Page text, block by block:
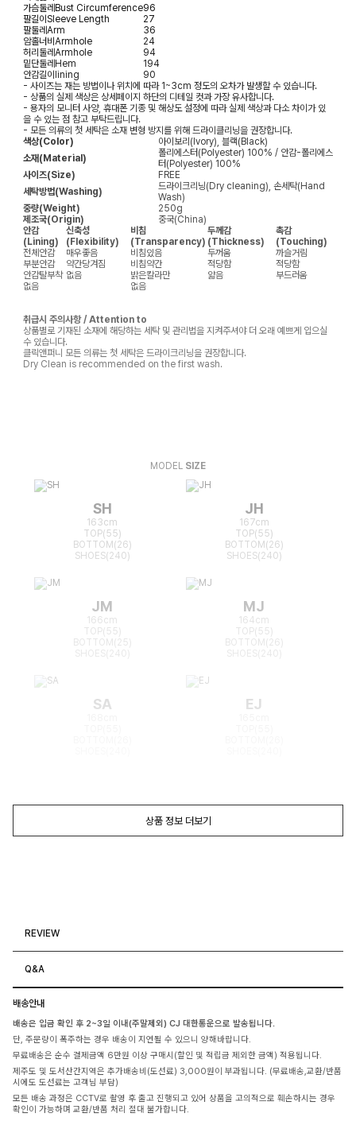
가슴둘레Bust Circumference96
팔길이Sleeve Length
27
팔둘레Arm
36
암홀너비Armhole
24
허리둘레Armhole
94
밑단둘레Hem
194
안감길이lining
90
- 사이즈는 재는 방법이나 위치에 따라 1~3cm 정도의 오차가 발생할 수 있습니다.
- 상품의 실제 색상은 상세페이지 하단의 디테일 컷과 가장 유사합니다.
- 용자의 모니터 사양, 휴대폰 기종 및 해상도 설정에 따라 실제 색상과 다소 차이가 있
을 수 있는 점 참고 부탁드립니다.
- 모든 의류의 첫 세탁은 소재 변형 방지를 위해 드라이클리닝을 권장합니다.
색상(Color)
아이보리(Ivory), 블랙(Black)
소재(Material)
폴리에스터(Polyester) 100% / 안감-폴리에스
터(Polyester) 100%
사이즈(Size)
FREE
세탁방법(Washing)
드라이크리닝(Dry cleaning), 손세탁(Hand
Wash)
중량(Weight)
250g
제조국(Origin)
중국(China)
안감
(Lining)
신축성
(Flexibility)
비침
(Transparency)
두께감
(Thickness)
촉감
(Touching)
전체안감
매우좋음 비침있음 두꺼움
까슬거림
부분안감
약간당겨짐 비침약간 적당함
적당함
안감탈부착 없음 밝은칼라만 얇음
부드러움
없음
없음
취급시 주의사항 / Attention to
상품별로 기재된 소재에 해당하는 세탁 및 관리법을 지켜주셔야 더 오래 예쁘게 입으실
수 있습니다.
클릭앤퍼니 모든 의류는 첫 세탁은 드라이크리닝을 권장합니다.
Dry Clean is recommended on the first wash.
MODEL SIZE
SH
163cm
TOP(55)
BOTTOM(26)
SHOES(240)
JH
167cm
TOP(55)
BOTTOM(26)
SHOES(240)
JM
166cm
TOP(55)
BOTTOM(25)
MJ
164cm
TOP(55)
BOTTOM(26)
SA EJ
상품 정보 더보기
REVIEW
Q&A
배송안내
배송은 입금 확인 후 2~3일 이내(주말제외) CJ 대한통운으로 발송됩니다.
단, 주문량이 폭주하는 경우 배송이 지연될 수 있으니 양해바랍니다.
무료배송은 순수 결제금액 6만원 이상 구매시(할인 및 적립금 제외한 금액) 적용됩니다.
제주도 및 도서산간지역은 추가배송비(도선료) 3,000원이 부과됩니다. (무료배송,교환/반품
시에도 도선료는 고객님 부담)
모든 배송 과정은 CCTV로 촬영 후 출고 진행되고 있어 상품을 고의적으로 훼손하시는 경우
확인이 가능하며 교환/반품 처리 절대 불가합니다.